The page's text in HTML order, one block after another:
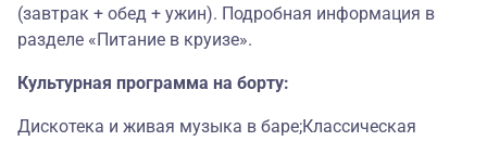
(завтрак + обед + ужин). Подробная информация в
разделе «Питание в круизе».
Культурная программа на борту:
Дискотека и живая музыка в баре;Классическая